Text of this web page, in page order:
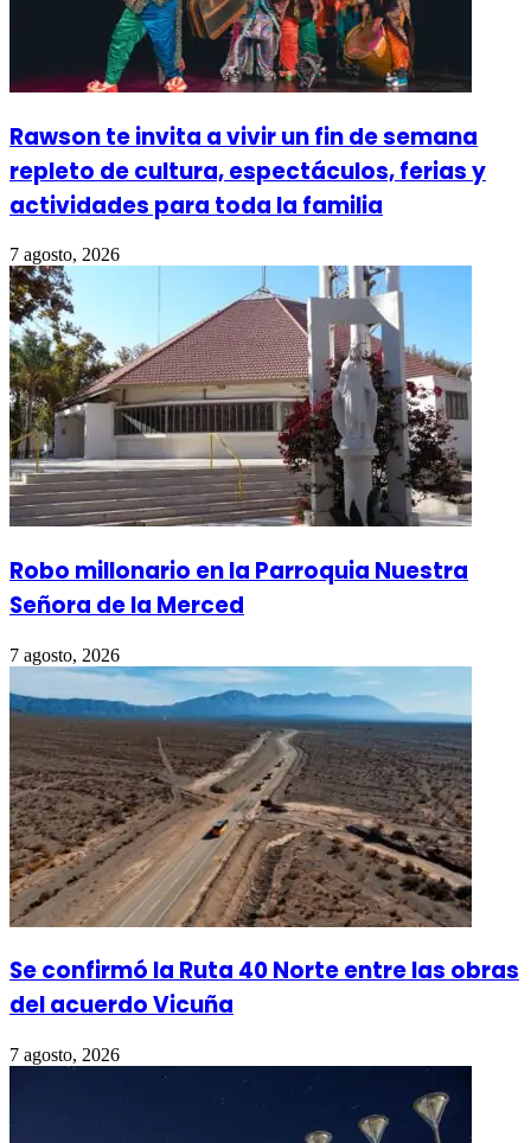
Rawson te invita a vivir un fin de semana
repleto de cultura, espectáculos, ferias y
actividades para toda la familia
7 agosto, 2026
Robo millonario en la Parroquia Nuestra
Señora de la Merced
7 agosto, 2026
Se confirmó la Ruta 40 Norte entre las obras
del acuerdo Vicuña
7 agosto, 2026